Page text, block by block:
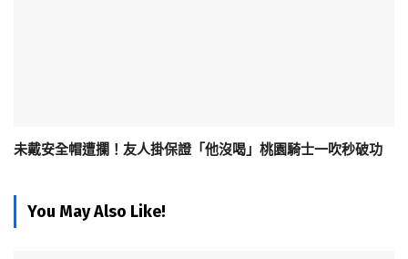
未戴安全帽遭攔！友人掛保證「他沒喝」桃園騎士一吹秒破功
You May Also Like!